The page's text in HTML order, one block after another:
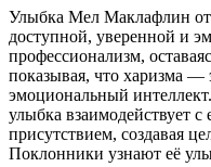
Улыбка Мел Маклафлин
доступной, уверенной и
профессионализм,
показывая, что харизма —
эмоциональный
улыбка взаимодействует
присутствием, создавая
Поклонники узнают её